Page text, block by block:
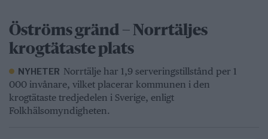
Öströms gränd – Norrtäljes
krogtätaste plats
NYHETER Norrtälje har 1,9 serveringstillstånd per 1
000 invånare, vilket placerar kommunen i den
krogtätaste tredjedelen i Sverige, enligt
Folkhälsomyndigheten.